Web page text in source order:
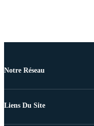
Notre Réseau
Liens Du Site